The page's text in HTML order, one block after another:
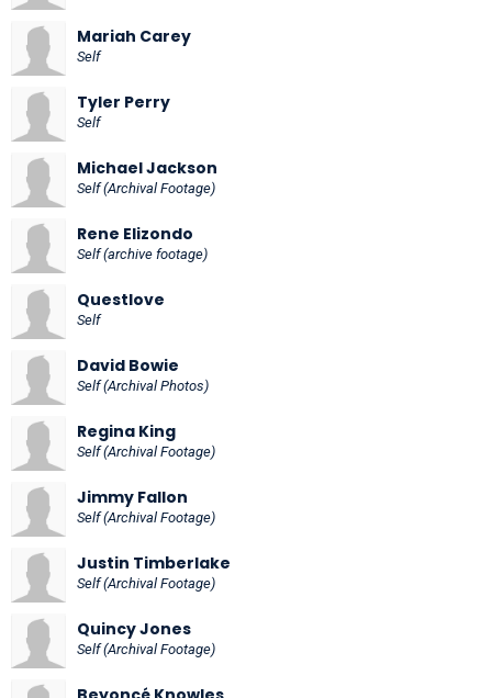
Mariah Carey
Self
Tyler Perry
Self
Michael Jackson
Self (Archival Footage)
Rene Elizondo
Self (archive footage)
Questlove
Self
David Bowie
Self (Archival Photos)
Regina King
Self (Archival Footage)
Jimmy Fallon
Self (Archival Footage)
Justin Timberlake
Self (Archival Footage)
Quincy Jones
Self (Archival Footage)